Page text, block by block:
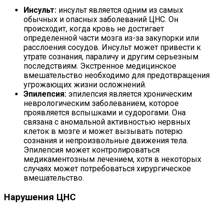
Инсульт: инсульт является одним из самых
обычных и опасных заболеваний ЦНС. Он
происходит, когда кровь не достигает
определенной части мозга из-за закупорки или
расслоения сосудов. Инсульт может привести к
утрате сознания, параличу и другим серьезным
последствиям. Экстренное медицинское
вмешательство необходимо для предотвращения
угрожающих жизни осложнений.
Эпилепсия: эпилепсия является хроническим
неврологическим заболеванием, которое
проявляется вспышками и судорогами. Она
связана с аномальной активностью нервных
клеток в мозге и может вызывать потерю
сознания и непроизвольные движения тела.
Эпилепсия может контролироваться
медикаментозным лечением, хотя в некоторых
случаях может потребоваться хирургическое
вмешательство.
Нарушения ЦНС